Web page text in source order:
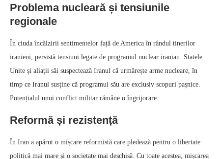
Problema nucleară și tensiunile
regionale
În ciuda încălzirii sentimentelor față de America în rândul tinerilor
iranieni, persistă tensiuni legate de programul nuclear iranian. Statele
Unite și aliații săi suspectează Iranul că urmărește arme nucleare, în
timp ce Iranul susține că programul său are exclusiv scopuri pașnice.
Potențialul unui conflict militar rămâne o îngrijorare.
Reformă și rezistență
În Iran a apărut o mișcare reformistă care pledează pentru o libertate
politică mai mare și o societate mai deschisă. Cu toate acestea, mișcarea